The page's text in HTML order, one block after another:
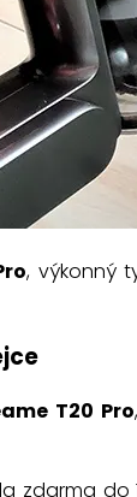
, výkonný
T20 Pro
zdarma